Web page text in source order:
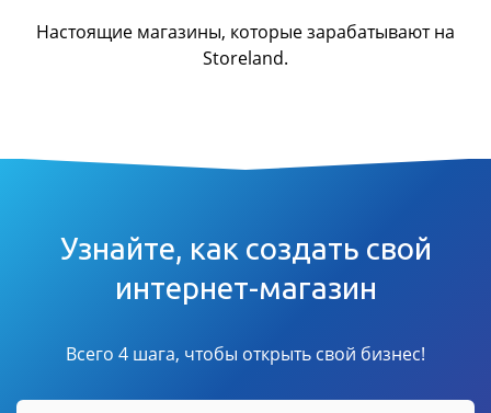
Настоящие магазины, которые зарабатывают на
Storeland.
Узнайте, как создать свой
интернет-магазин
Всего 4 шага, чтобы открыть свой бизнес!